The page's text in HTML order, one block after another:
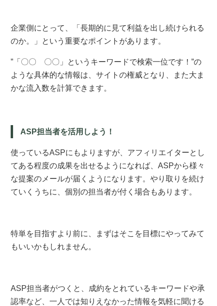
企業側にとって、「長期的に見て利益を出し続けられる
のか。」という重要なポイントがあります。
”「〇〇 〇〇」というキーワードで検索一位です！”の
ような具体的な情報は、サイトの権威となり、また大ま
かな流入数を計算できます。
ASP担当者を活用しよう！
使っているASPにもよりますが、アフィリエイターとし
てある程度の成果を出せるようになれば、ASPから様々
な提案のメールが届くようになります。やり取りを続け
ていくうちに、個別の担当者が付く場合もあります。
特単を目指すより前に、まずはそこを目標にやってみて
もいいかもしれません。
ASP担当者がつくと、成約をとれているキーワードや承
認率など、一人では知りえなかった情報を気軽に聞ける